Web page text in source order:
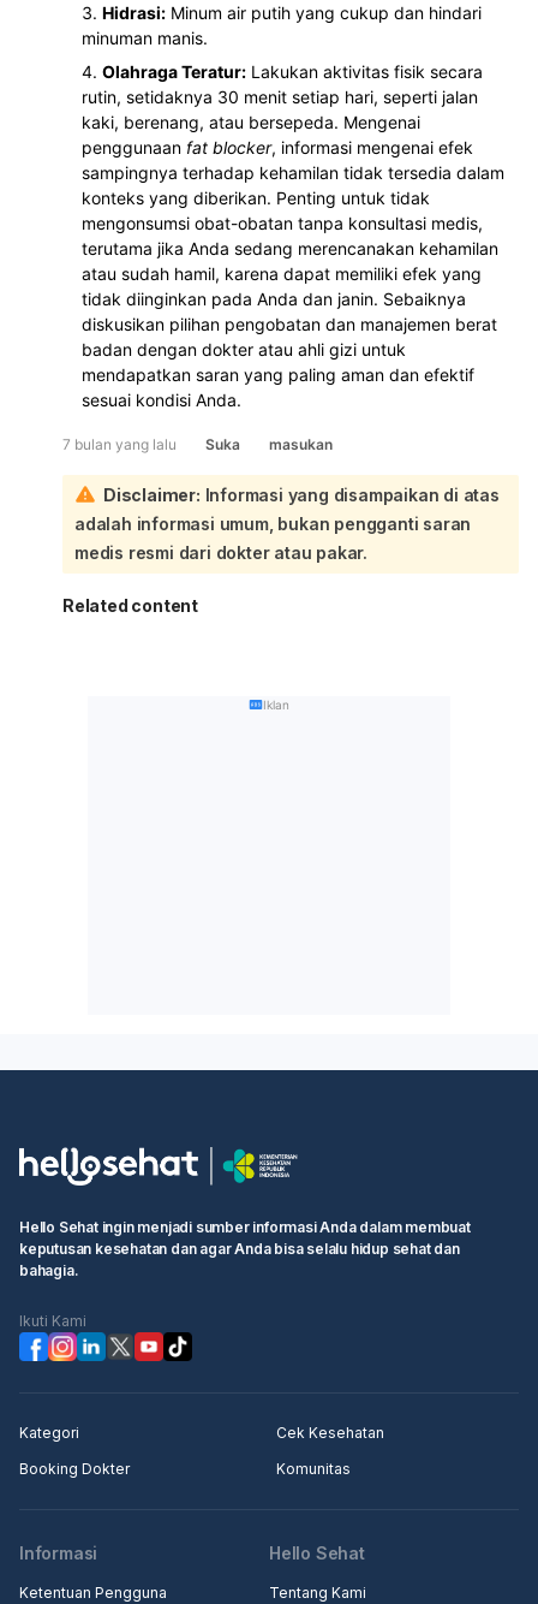
Hidrasi: Minum air putih yang cukup dan hindari
minuman manis.
Olahraga Teratur: Lakukan aktivitas fisik secara
rutin, setidaknya 30 menit setiap hari, seperti jalan
kaki, berenang, atau bersepeda. Mengenai
penggunaan fat blocker, informasi mengenai efek
sampingnya terhadap kehamilan tidak tersedia dalam
konteks yang diberikan. Penting untuk tidak
mengonsumsi obat-obatan tanpa konsultasi medis,
terutama jika Anda sedang merencanakan kehamilan
atau sudah hamil, karena dapat memiliki efek yang
tidak diinginkan pada Anda dan janin. Sebaiknya
diskusikan pilihan pengobatan dan manajemen berat
badan dengan dokter atau ahli gizi untuk
mendapatkan saran yang paling aman dan efektif
sesuai kondisi Anda.
7 bulan yang lalu Suka masukan
Disclaimer: Informasi yang disampaikan di atas
adalah informasi umum, bukan pengganti saran
medis resmi dari dokter atau pakar.
Related content
Iklan
Hello Sehat ingin menjadi sumber informasi Anda dalam membuat
keputusan kesehatan dan agar Anda bisa selalu hidup sehat dan
bahagia.
Ikuti Kami
Kategori
Cek Kesehatan
Booking Dokter
Komunitas
Informasi
Ketentuan Pengguna
Hello Sehat
Tentang Kami